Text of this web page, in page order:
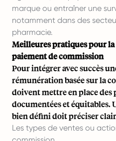
marque ou entraîner une
notamment dans des
pharmacie.
Meilleures pratiques pour
paiement de commission
Pour intégrer avec succès
rémunération basée sur la
doivent mettre en place
documentées et équitables.
bien défini doit préciser
Les types de ventes ou